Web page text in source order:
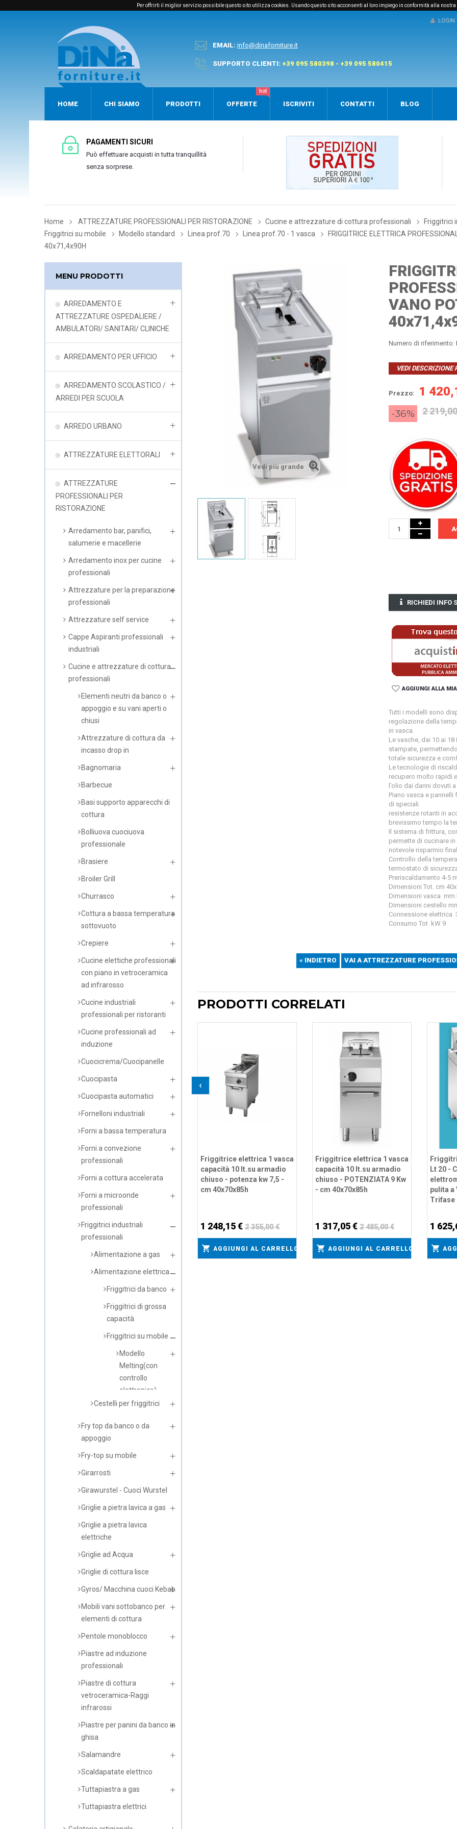
Per offrirti il miglior servizio possibile questo sito utilizza cookies. Usando questo sito acconsenti al loro impiego in conformità alla nostra
LOGIN
EMAIL: info@dinaforniture.it
SUPPORTO CLIENTI: +39 095 580398 - +39 095 580415
HOME CHI SIAMO PRODOTTI OFFERTE
hot
ISCRIVITI CONTATTI BLOG
PAGAMENTI SICURI
Può effettuare acquisti in tutta tranquillità
senza sorprese.
Home ATTREZZATURE PROFESSIONALI PER RISTORAZIONE Cucine e attrezzature di cottura professionali Friggitrici
Friggitrici su mobile
Modello standard Linea prof.70 Linea prof.70 - 1 vasca
FRIGGITRICE ELETTRICA
40x71,4x90H
MENU PRODOTTI
ARREDAMENTO E
ATTREZZATURE OSPEDALIERE /
AMBULATORI/ SANITARI/ CLINICHE
ARREDAMENTO PER UFFICIO
ARREDAMENTO SCOLASTICO /
ARREDI PER SCUOLA
ARREDO URBANO
ATTREZZATURE ELETTORALI
ATTREZZATURE
PROFESSIONALI PER
RISTORAZIONE
Arredamento bar, panifici,
salumerie e macellerie
Arredamento inox per cucine
professionali
Attrezzature per la preparazione
professionali
Attrezzature self service
Cappe Aspiranti professionali
industriali
Cucine e attrezzature di cottura
professionali
Elementi neutri da banco o
appoggio e su vani aperti o
chiusi
Attrezzature di cottura da
incasso drop in
Bagnomaria
Barbecue
Basi supporto apparecchi di
cottura
Bolliuova cuociuova
professionale
Brasiere
Broiler Grill
Churrasco
Cottura a bassa temperatura
sottovuoto
Crepiere
Cucine elettiche professionali
con piano in vetroceramica
ad infrarosso
Cucine industriali
professionali per ristoranti
Cucine professionali ad
induzione
Cuocicrema/Cuocipanelle
Cuocipasta
Cuocipasta automatici
Fornelloni industriali
Forni a bassa temperatura
Forni a convezione
professionali
Forni a cottura accelerata
Forni a microonde
professionali
Friggitrici industriali
professionali
Alimentazione a gas
Alimentazione elettrica
Friggitrici da banco
Friggitrici di grossa
capacità
Friggitrici su mobile
Modello
Melting(con
controllo
elettronico)
Modello standard
Linea prof.60
Linea prof.80
Linea prof.90
Fry top da banco o da
appoggio
Fry-top su mobile
Girarrosti
Girawurstel - Cuoci Wurstel
Griglie a pietra lavica a gas
Griglie a pietra lavica
elettriche
Griglie ad Acqua
Griglie di cottura lisce
Gyros/ Macchina cuoci Kebab
Mobili vani sottobanco per
Pentole monoblocco
Piastre di cottura
vetroceramica-Raggi
infrarossi
Vedi più grande
VANO
Numero di riferimento:
VEDI DESCRIZIONE
Prezzo: 1
-36% 2
RICHIEDI INFO
AGGIUNGI ALLA
Tutti i modelli sono
regolazione della
in vasca.
Le vasche, dai 10 ai
stampate,
totale sicurezza e
Le tecnologie di
recupero molto rapidi
l’olio dai danni dovuti
Piano vasca e pannelli
di speciali
resistenze rotanti in
brevissimo tempo la
Il sistema di frittura,
permette di cucinare
notevole risparmio
Controllo della
termostato di
Preriscaldamento 4-5
Dimensioni Tot. cm
Dimensioni vasca mm
Dimensioni cestello
Connessione elettrica
Consumo Tot kW 9
« INDIETRO VAI A ATTREZZATURE
PRODOTTI CORRELATI
‹
Friggitrice elettrica 1 vasca
capacità 10 lt.su armadio
chiuso - potenza kw 7,5 -
cm 40x70x85h
1 248,15 € 2 355,00 €
AGGIUNGI AL CARRELLO
Friggitrice elettrica 1 vasca
capacità 10 lt.su armadio
chiuso - POTENZIATA 9 Kw
- cm 40x70x85h
1 317,05 € 2 485,00 €
AGGIUNGI AL CARRELLO
Lt 20 -
pulita a
Trifase
1